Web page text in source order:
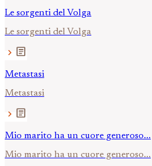
Le sorgenti del Volga
Le sorgenti del Volga
chevron_right article
Metastasi
Metastasi
chevron_right article
Mio marito ha un cuore generoso...
Mio marito ha un cuore generoso...